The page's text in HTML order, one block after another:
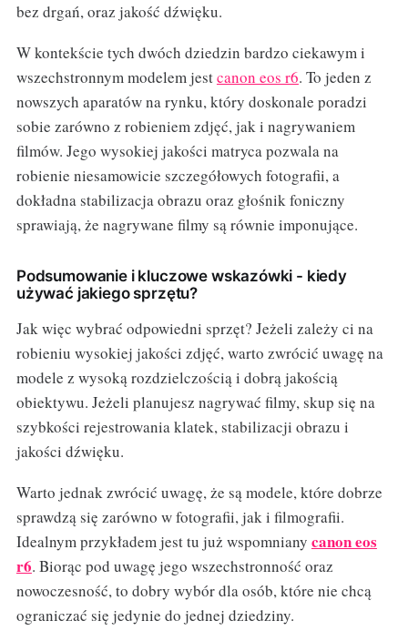
bez drgań, oraz jakość dźwięku.
W kontekście tych dwóch dziedzin bardzo ciekawym i
wszechstronnym modelem jestcanon eos r6. To jeden z
nowszych aparatów na rynku, który doskonale poradzi
sobie zarówno z robieniem zdjęć, jak i nagrywaniem
filmów. Jego wysokiej jakości matryca pozwala na
robienie niesamowicie szczegółowych fotografii, a
dokładna stabilizacja obrazu oraz głośnik foniczny
sprawiają, że nagrywane filmy są równie imponujące.
Podsumowanie i kluczowe wskazówki - kiedy
używać jakiego sprzętu?
Jak więc wybrać odpowiedni sprzęt? Jeżeli zależy ci na
robieniu wysokiej jakości zdjęć, warto zwrócić uwagę na
modele z wysoką rozdzielczością i dobrą jakością
obiektywu. Jeżeli planujesz nagrywać filmy, skup się na
szybkości rejestrowania klatek, stabilizacji obrazu i
jakości dźwięku.
Warto jednak zwrócić uwagę, że są modele, które dobrze
sprawdzą się zarówno w fotografii, jak i filmografii.
Idealnym przykładem jest tu już wspomniany canon eos
r6. Biorąc pod uwagę jego wszechstronność oraz
nowoczesność, to dobry wybór dla osób, które nie chcą
ograniczać się jedynie do jednej dziedziny.